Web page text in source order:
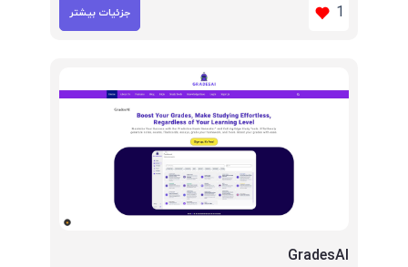
1 جزئیات بیشتر
GradesAI